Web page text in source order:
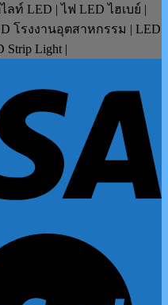
ท์ LED | ไฟ LED ไฮเบย์ |
โรงงานอุตสาหกรรม | LED
Light |